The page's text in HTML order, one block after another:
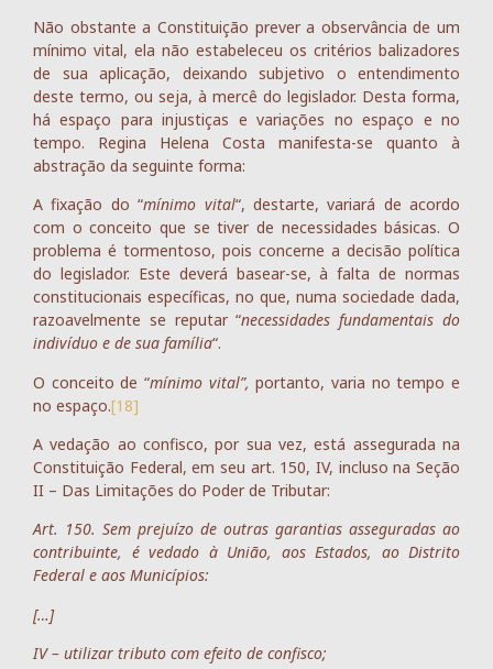
Não obstante a Constituição prever a observância de um
mínimo vital, ela não estabeleceu os critérios balizadores
de sua aplicação, deixando subjetivo o entendimento
deste termo, ou seja, à mercê do legislador. Desta forma,
há espaço para injustiças e variações no espaço e no
tempo. Regina Helena Costa manifesta-se quanto à
abstração da seguinte forma:
A fixação do “mínimo vital“, destarte, variará de acordo
com o conceito que se tiver de necessidades básicas. O
problema é tormentoso, pois concerne a decisão política
do legislador. Este deverá basear-se, à falta de normas
constitucionais específicas, no que, numa sociedade dada,
razoavelmente se reputar “necessidades fundamentais do
indivíduo e de sua família“.
O conceito de “mínimo vital”, portanto, varia no tempo e
no espaço.[18]
A vedação ao confisco, por sua vez, está assegurada na
Constituição Federal, em seu art. 150, IV, incluso na Seção
II – Das Limitações do Poder de Tributar:
Art. 150. Sem prejuízo de outras garantias asseguradas ao
contribuinte, é vedado à União, aos Estados, ao Distrito
Federal e aos Municípios:
[…]
IV – utilizar tributo com efeito de confisco;